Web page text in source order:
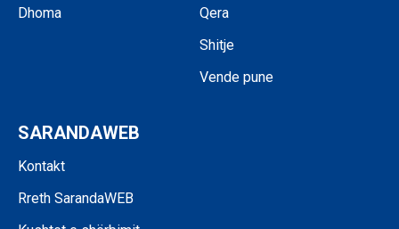
Dhoma
Qera
Shitje
Vende pune
SARANDAWEB
Kontakt
Rreth SarandaWEB